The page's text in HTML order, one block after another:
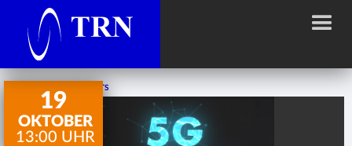
ZURÜCK ZU ALLEN EVENTS
19
OKTOBER
13:00 UHR